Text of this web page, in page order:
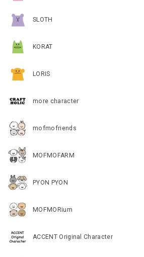
SLOTH
KORAT
LORIS
more character
mofmofriends
MOFMOFARM
PYON PYON
MOFMORium
ACCENT Original Character